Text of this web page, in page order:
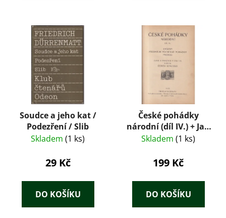
Soudce a jeho kat /
Podezření / Slib
Skladem (1 ks)
29 Kč
DO KOŠÍKU
České pohádky
národní (díl IV.) + Jan
Kollár: Slávy dcera
1925)
Skladem (1 ks)
199 Kč
DO KOŠÍKU